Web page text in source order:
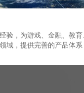
验，为游戏、金融、教
域，提供完善的产品体